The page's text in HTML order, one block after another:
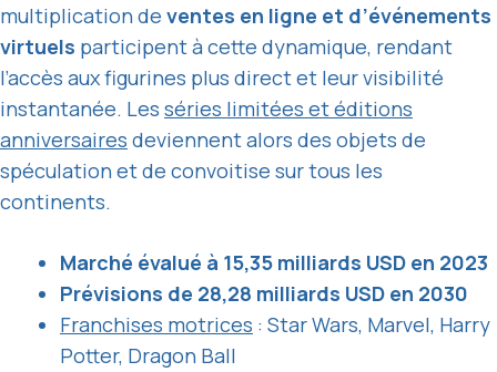
multiplication de ventes en ligne et d’événements
virtuels participent à cette dynamique, rendant
l’accès aux figurines plus direct et leur visibilité
instantanée. Les séries limitées et éditions
anniversaires deviennent alors des objets de
spéculation et de convoitise sur tous les
continents.
Marché évalué à 15,35 milliards USD en 2023
Prévisions de 28,28 milliards USD en 2030
Franchises motrices : Star Wars, Marvel, Harry
Potter, Dragon Ball